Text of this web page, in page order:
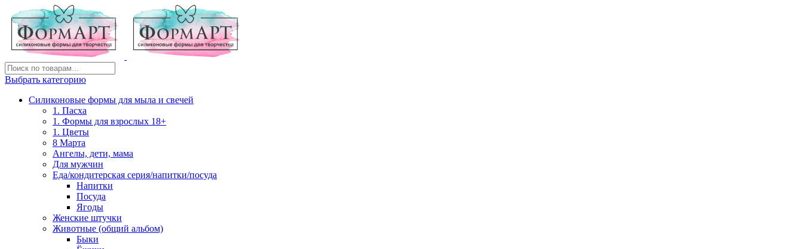
Выбрать категорию
Силиконовые формы для мыла и свечей
1. Пасха
1. Формы для взрослых 18+
1. Цветы
8 Марта
Ангелы, дети, мама
Для мужчин
Еда/кондитерская серия/напитки/посуда
Напитки
Посуда
Ягоды
Женские штучки
Животные (общий альбом)
Быки